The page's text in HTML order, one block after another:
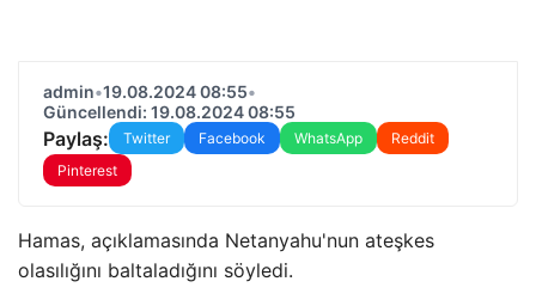
admin•19.08.2024 08:55•
Güncellendi: 19.08.2024 08:55
Paylaş: Twitter Facebook WhatsApp
Reddit
Pinterest
Hamas, açıklamasında Netanyahu'nun ateşkes
olasılığını baltaladığını söyledi.